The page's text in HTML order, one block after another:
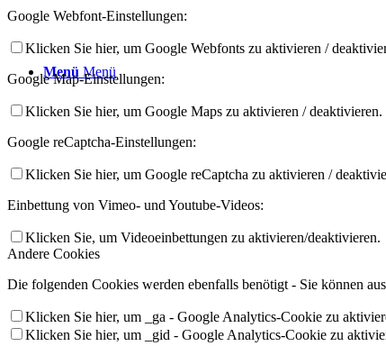
Menü Menü
Google Webfont-Einstellungen:
Klicken Sie hier, um Google Webfonts zu aktivieren /
Google Map-Einstellungen:
Klicken Sie hier, um Google Maps zu aktivieren / deaktivieren.
Google reCaptcha-Einstellungen:
Klicken Sie hier, um Google reCaptcha zu aktivieren /
Einbettung von Vimeo- und Youtube-Videos:
Klicken Sie, um Videoeinbettungen zu aktivieren/deaktivieren.
Andere Cookies
Die folgenden Cookies werden ebenfalls benötigt - Sie können
Klicken Sie hier, um _ga - Google Analytics-Cookie zu
Klicken Sie hier, um _gid - Google Analytics-Cookie zu